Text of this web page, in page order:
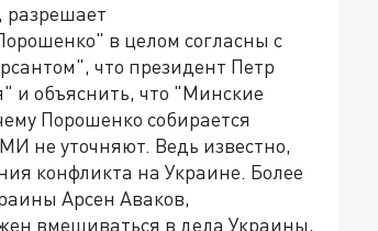
в целом согласны с
что президент Петр
и объяснить, что "Минские
Порошенко собирается
не уточняют. Ведь известно,
конфликта на Украине. Более
Арсен Аваков,
вмешиваться в дела Украины,